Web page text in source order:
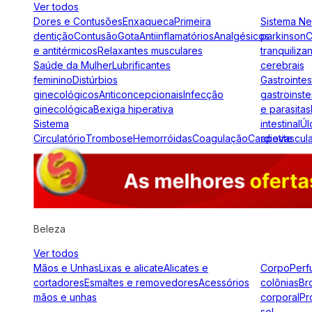
Ver todos
Dores e ContusõesEnxaquecaPrimeira
dentiçãoContusãoGotaAntiinflamatóriosAnalgésicos
e antitérmicosRelaxantes musculares
Saúde da MulherLubrificantes
femininoDistúrbios
ginecológicosAnticoncepcionaisInfecção
ginecológicaBexiga hiperativa
Sistema
CirculatórioTromboseHemorróidasCoagulação
Sistema
parkinson
cerebrais
e parasitas
intestinal
apetite
Beleza
Ver todos
Mãos e UnhasLixas e alicateAlicates e
cortadoresEsmaltes e removedoresAcessórios
mãos e unhas
Corpo
colônias
corporal